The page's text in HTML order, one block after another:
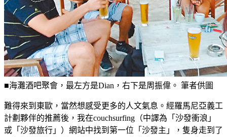
■海灘酒吧聚會，最左方是Dian，右下是周振偉。 筆者供圖
難得來到東歐，當然想感受更多的人文氣息。經羅馬尼亞義工
計劃夥伴的推薦後，我在couchsurfing（中譯為「沙發衝浪」
或「沙發旅行」）網站中找到第一位「沙發主」，隻身走到了